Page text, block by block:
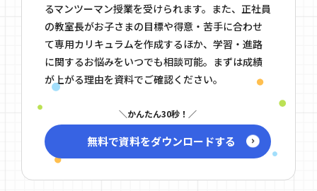
るマンツーマン授業を受けられます。また、正社員
の教室長がお子さまの目標や得意・苦手に合わせ
て専用カリキュラムを作成するほか、学習・進路
に関するお悩みをいつでも相談可能。まずは成績
が上がる理由を資料でご確認ください。
かんたん30秒！
無料で資料をダウンロードする